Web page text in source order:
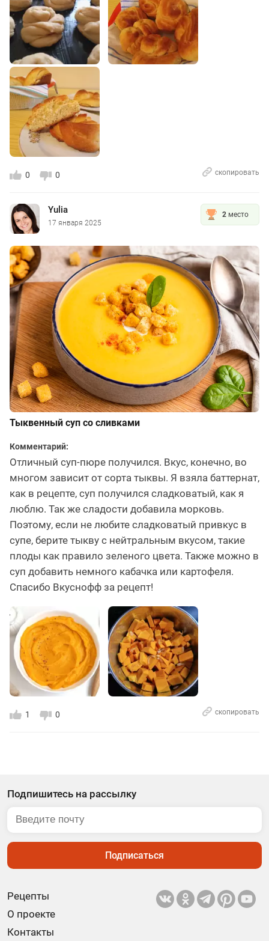
0 0 скопировать
2 место
Yulia
17 января 2025
Тыквенный суп со сливками
Комментарий:
Отличный суп-пюре получился. Вкус, конечно, во
многом зависит от сорта тыквы. Я взяла баттернат,
как в рецепте, суп получился сладковатый, как я
люблю. Так же сладости добавила морковь.
Поэтому, если не любите сладковатый привкус в
супе, берите тыкву с нейтральным вкусом, такие
плоды как правило зеленого цвета. Также можно в
суп добавить немного кабачка или картофеля.
Спасибо Вкуснофф за рецепт!
1 0 скопировать
Рецепты
О проекте
Контакты
Подпишитесь на рассылку
Подписаться